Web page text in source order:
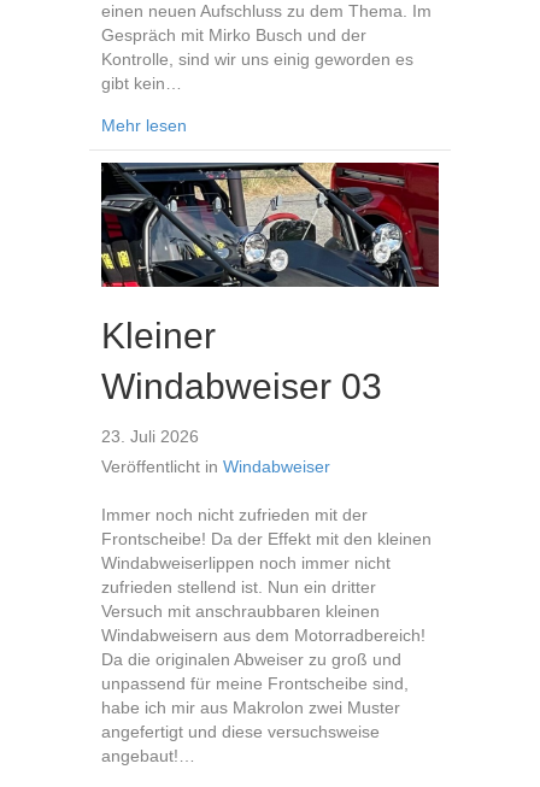
einen neuen Aufschluss zu dem Thema. Im
Gespräch mit Mirko Busch und der
Kontrolle, sind wir uns einig geworden es
gibt kein…
Mehr lesen
Kleiner
Windabweiser 03
23. Juli 2026
Veröffentlicht in Windabweiser
Immer noch nicht zufrieden mit der
Frontscheibe! Da der Effekt mit den kleinen
Windabweiserlippen noch immer nicht
zufrieden stellend ist. Nun ein dritter
Versuch mit anschraubbaren kleinen
Windabweisern aus dem Motorradbereich!
Da die originalen Abweiser zu groß und
unpassend für meine Frontscheibe sind,
habe ich mir aus Makrolon zwei Muster
angefertigt und diese versuchsweise
angebaut!…